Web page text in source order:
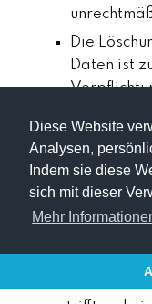
Diese Website
Analysen,
Indem sie diese
sich mit dieser
Mehr
Die
Daten ist
unterliegt.
Die
Bezug auf
Abs. 1 DS-